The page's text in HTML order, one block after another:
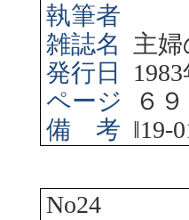
執筆者
雑誌名
主
発行日
1983
ページ
６９
備 考 ‖19-
No24